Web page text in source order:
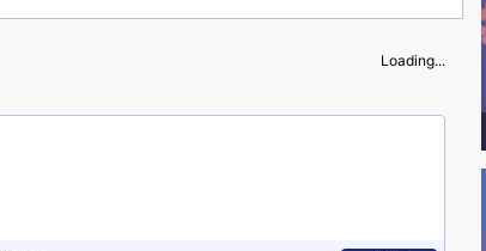
Loading...